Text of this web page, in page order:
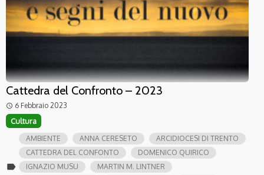
Cattedra del Confronto – 2023
access_time 6 Febbraio 2023
Cultura
label
AMBIENTE ANNA CERESETO
ARCIDIOCESI DI TRENTO
CATTEDRA DEL CONFONTO
DOMENICO QUIRICO
IGNAZIO MUSU
MARTIN M. LINTNER